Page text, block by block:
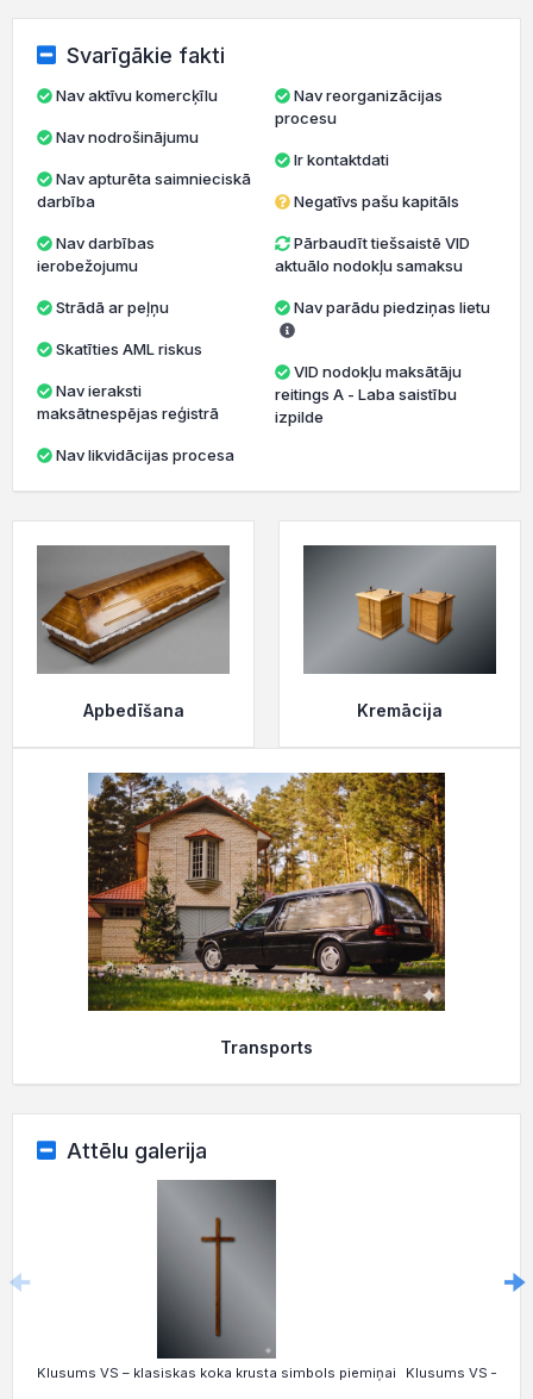
Svarīgākie fakti
Nav aktīvu komercķīlu
Nav nodrošinājumu
darbība
ierobežojumu
Strādā ar peļņu
Skatīties AML riskus
maksātnespējas reģistrā
Nav likvidācijas procesa
Nav reorganizācijas
procesu
Ir kontaktdati
Negatīvs pašu kapitāls
Pārbaudīt tiešsaistē VID
aktuālo nodokļu samaksu
Nav parādu piedziņas lietu
VID nodokļu maksātāju
reitings A - Laba saistību
izpilde
Apbedīšana Kremācija
Transports
Attēlu galerija
Klusums VS – klasiskas koka krusta simbols piemiņai Klusums VS –